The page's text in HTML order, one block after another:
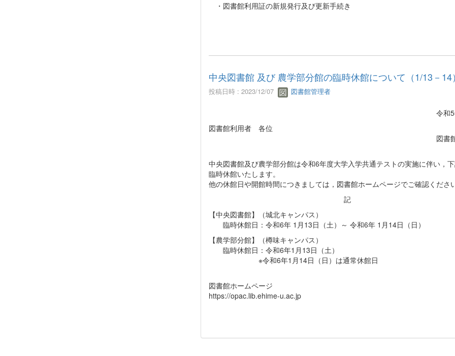
・図書館利用証の新規発行及び更新手続き
中央図書館 及び 農学部分館の臨時休館について（1/13－14
投稿日時 : 2023/12/07 図書館管理者
令和5年12月7
図書館利用者 各位
図書館事務
中央図書館及び農学部分館は令和6年度大学入学共通テストの実施に伴い，
臨時休館いたします。
他の休館日や開館時間につきましては，図書館ホームページでご確認くださ
記
【中央図書館】（城北キャンパス）
臨時休館日：令和6年 1月13日（土）～ 令和6年 1月14日（日）
【農学部分館】（樽味キャンパス）
臨時休館日：令和6年1月13日（土）
※令和6年1月14日（日）は通常休館日
図書館ホームページ
https://opac.lib.ehime-u.ac.jp